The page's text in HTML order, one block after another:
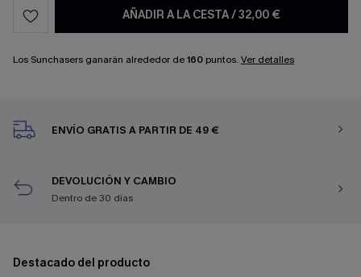
AÑADIR A LA CESTA/32,00 €
Los Sunchasers ganarán alrededor de160 puntos. Ver detalles
ENVÍO GRATIS A PARTIR DE 49 €
DEVOLUCIÓN Y CAMBIO
Dentro de 30 días
Destacado del producto